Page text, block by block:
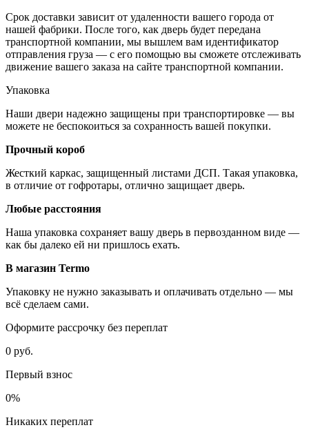
Срок доставки зависит от удаленности вашего города от
нашей фабрики. После того, как дверь будет передана
транспортной компании, мы вышлем вам идентификатор
отправления груза — с его помощью вы сможете отслеживать
движение вашего заказа на сайте транспортной компании.
Упаковка
Наши двери надежно защищены при транспортировке — вы
можете не беспокоиться за сохранность вашей покупки.
Прочный короб
Жесткий каркас, защищенный листами ДСП. Такая упаковка,
в отличие от гофротары, отлично защищает дверь.
Любые расстояния
Наша упаковка сохраняет вашу дверь в первозданном виде —
как бы далеко ей ни пришлось ехать.
В магазин Termo
Упаковку не нужно заказывать и оплачивать отдельно — мы
всё сделаем сами.
Оформите рассрочку без переплат
0 руб.
Первый взнос
0%
Никаких переплат